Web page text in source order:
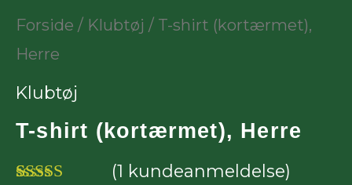
Forside / Klubtøj / T-shirt (kortærmet),
Herre
Klubtøj
T-shirt (kortærmet), Herre
(1 kundeanmeldelse)
(kortærmet),
Herre